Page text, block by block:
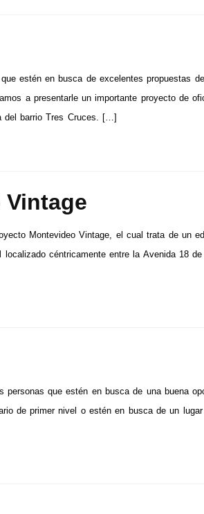
estén en busca de excelentes propuestas
a presentarle un importante proyecto de
del barrio Tres Cruces. […]
Montevideo Vintage, el cual trata de un
localizado céntricamente entre la Avenida 18
personas que estén en busca de una buena
de primer nivel o estén en busca de un